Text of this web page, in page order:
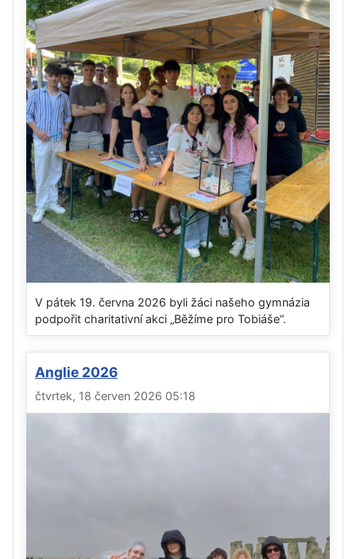
V pátek 19. června 2026 byli žáci našeho gymnázia
podpořit charitativní akci „Běžíme pro Tobiáše“.
Anglie 2026
čtvrtek, 18 červen 2026 05:18